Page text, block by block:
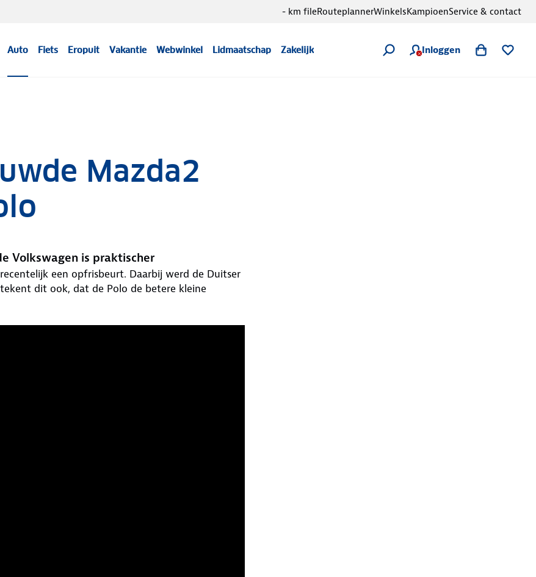
Auto Fiets Eropuit Vakantie Webwinkel Lidmaatschap Zakelijk Inloggen
- km fileRouteplannerWinkelsKampioenService & contact
Mazda2
Volkswagen is praktischer
een opfrisbeurt. Daarbij werd de Duitser
dit ook, dat de Polo de betere kleine